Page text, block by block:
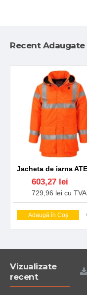
Recent Adaugate
603,27 lei
729,96 lei cu TVA
Adaugă în Coş
Vizualizate
recent